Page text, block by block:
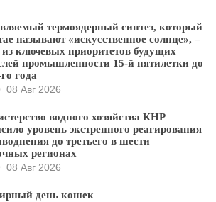
термоядерный синтез, который
называют «искусственное солнце», –
ключевых приоритетов будущих
промышленности 15-й пятилетки до
года
08 Авг 2026
водного хозяйства КНР
уровень экстренного реагирования
до третьего в шести
регионах
08 Авг 2026
день кошек